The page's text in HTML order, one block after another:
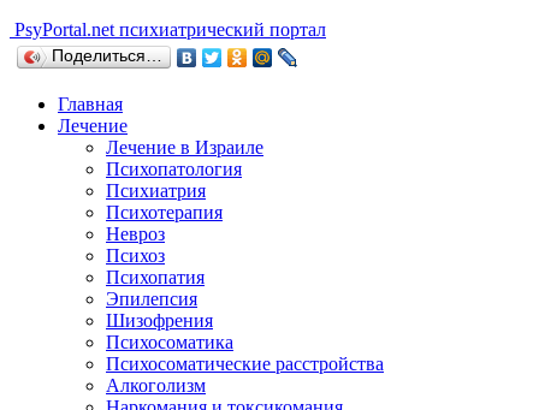
PsyPortal.net психиатрический портал
Поделиться…
Главная
Лечение
Лечение в Израиле
Психопатология
Психиатрия
Психотерапия
Невроз
Психоз
Психопатия
Эпилепсия
Шизофрения
Психосоматика
Психосоматические расстройства
Алкоголизм